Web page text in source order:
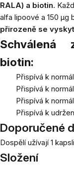
RALA) a biotin.
alfa lipoové a 150 μg
přirozeně se
Schválená
biotin:
Přispívá k
Přispívá k
Přispívá k
Přispívá k
Doporučené
Dospělí užívají 1
Složení